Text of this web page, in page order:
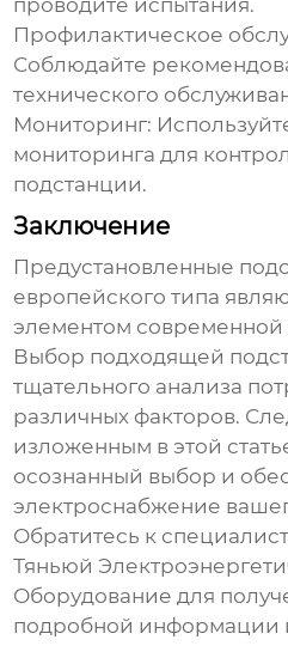
проводите испытания.
Профилактическое
Соблюдайте
технического
Мониторинг:
мониторинга для
подстанции.
Заключение
Предустановленные
европейского типа
элементом современной
Выбор подходящей
тщательного анализа
различных факторов.
изложенным в этой
осознанный выбор и
электроснабжение
Обратитесь к
Тяньюй
Оборудование для
подробной информации